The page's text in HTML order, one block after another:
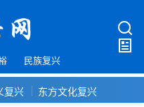
民族复兴
复兴 东方文化复兴